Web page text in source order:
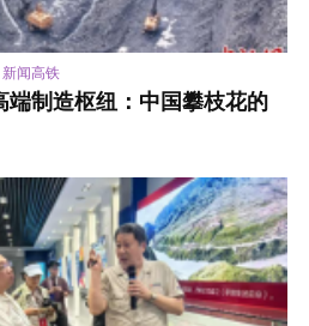
新闻高铁
端制造枢纽：中国攀枝花的